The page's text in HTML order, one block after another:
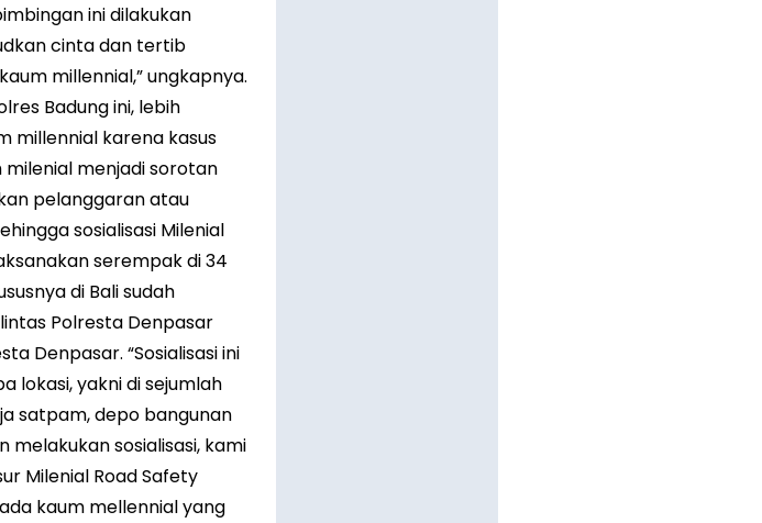
ini dilakukan
cinta dan tertib
millennial,” ungkapnya.
Badung ini, lebih
millennial karena kasus
menjadi sorotan
pelanggaran atau
sosialisasi Milenial
serempak di 34
di Bali sudah
Polresta Denpasar
Denpasar. “Sosialisasi ini
lokasi, yakni di sejumlah
satpam, depo bangunan
melakukan sosialisasi, kami
Milenial Road Safety
kaum mellennial yang